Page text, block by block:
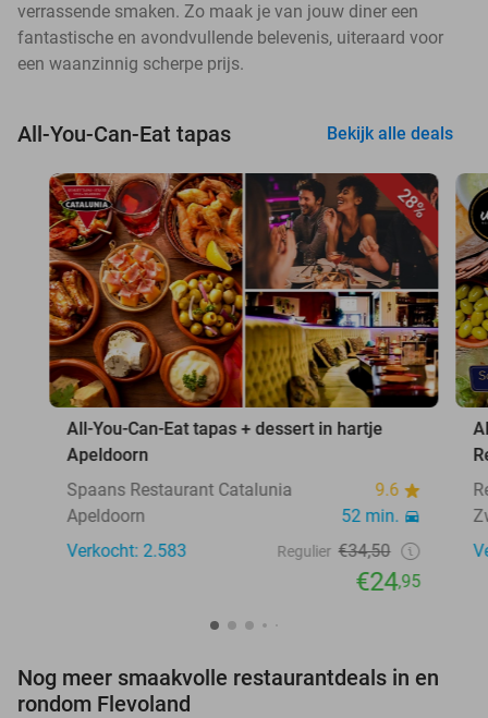
verrassende smaken. Zo maak je van jouw diner een
fantastische en avondvullende belevenis, uiteraard voor
een waanzinnig scherpe prijs.
All-You-Can-Eat tapas Bekijk alle deals
28%
All-You-Can-Eat tapas + dessert in hartje
Apeldoorn
Spaans Restaurant Catalunia
9.6
Apeldoorn
52 min.
Verkocht: 2.583
Regulier €34,50
€24,95
Nog meer smaakvolle restaurantdeals in en
rondom Flevoland